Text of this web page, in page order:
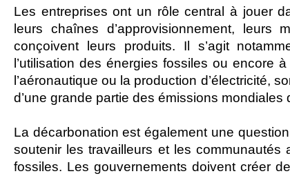
Les entreprises ont un rôle central à jouer
leurs chaînes d’approvisionnement,
conçoivent leurs produits. Il s’agit
l’utilisation des énergies fossiles ou encore
l’aéronautique ou la production d’électricité,
d’une grande partie des émissions mondiales
La décarbonation est également une
soutenir les travailleurs et les communautés
fossiles. Les gouvernements doivent créer